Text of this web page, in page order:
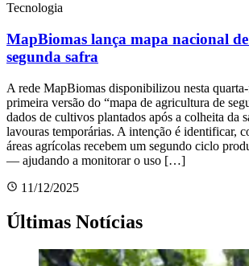
Tecnologia
MapBiomas lança mapa nacional
segunda safra
A rede MapBiomas disponibilizou nesta
primeira versão do “mapa de agricultura de
dados de cultivos plantados após a colheita da
lavouras temporárias. A intenção é identificar,
áreas agrícolas recebem um segundo ciclo
— ajudando a monitorar o uso […]
11/12/2025
Últimas Notícias